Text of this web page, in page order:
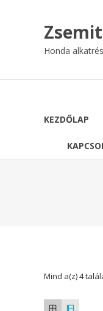
Honda
KEZDŐLAP
Mind a(z) 4